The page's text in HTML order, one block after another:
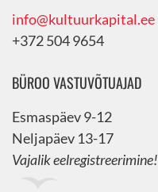
info@kultuurkapital.ee
+372 504 9654
BÜROO VASTUVÕTUAJAD
Esmaspäev 9-12
Neljapäev 13-17
Vajalik eelregistreerimine!